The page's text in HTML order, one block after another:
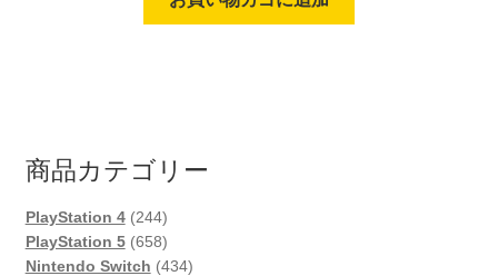
商品カテゴリー
PlayStation 4 244244
個
の
PlayStation 5 658658
個
Nintendo Switch 434434